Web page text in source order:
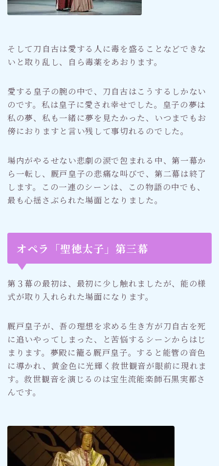
そして刀自古は愛する人に毒を盛ることなどできな
いと取り乱し、自ら毒薬をあおります。
愛する皇子の腕の中で、刀自古はこうするしかない
のです。私は皇子に愛され幸せでした。皇子の夢は
私の夢、私も一緒に夢を見たかった、いつまでもお
傍におりますと言い残して事切れるのでした。
場内がやるせない悲劇の涙で包まれる中、第一幕か
ら一転し、厩戸皇子の悲痛な叫びで、第二幕は終了
します。この一連のシーンは、この物語の中でも、
最も心揺さぶられた場面となりました。
オペラ「聖徳太子」第三幕
第３幕の最初は、最初に少し触れましたが、能の様
式が取り入れられた場面になります。
厩戸皇子が、吾の理想を求める生き方が刀自古を死
に追いやってしまった、と苦悩するシーンからはじ
まります。夢殿に籠る厩戸皇子。すると能管の音色
に導かれ、黄金色に光輝く救世観音が眼前に現れま
す。救世観音を演じるのは宝生流能楽師石黒実都さ
んです。